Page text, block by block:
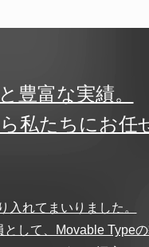
豊富な実績。
私たちにお任
れてまいりました。
して、Movable Type